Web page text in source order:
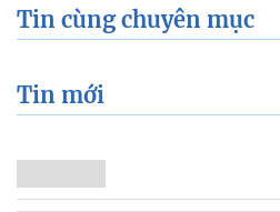
Tin cùng chuyên mục
Tin mới